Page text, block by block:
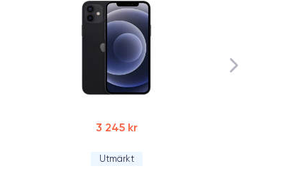
3 245 kr
Utmärkt